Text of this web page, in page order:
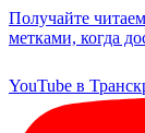
Получайте
метками, когда
YouTube в